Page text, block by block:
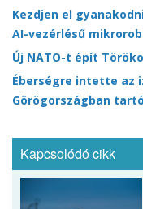
Kezdjen el
AI-vezérlésű
Új NATO-t épít
Éberségre intette az
Görögországban
Kapcsolódó cikk